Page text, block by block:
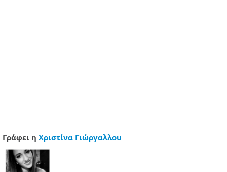
Γράφει η Xριστίνα Γιώργαλλου